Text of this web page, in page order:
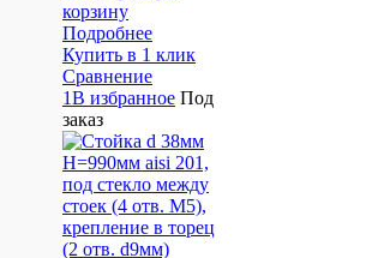
корзину
Подробнее
Купить в 1 клик
Сравнение
1В избранное Под
заказ